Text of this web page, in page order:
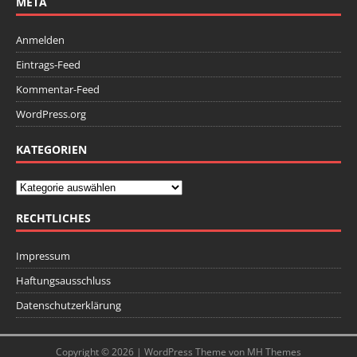
Anmelden
Eintrags-Feed
Kommentar-Feed
WordPress.org
KATEGORIEN
RECHTLICHES
Impressum
Haftungsausschluss
Datenschutzerklärung
Copyright © 2026 | WordPress Theme von MH Themes